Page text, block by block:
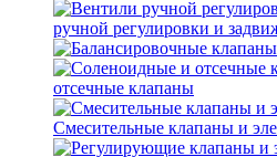
ручной регулировки и
отсечные клапаны
Смесительные клапаны и